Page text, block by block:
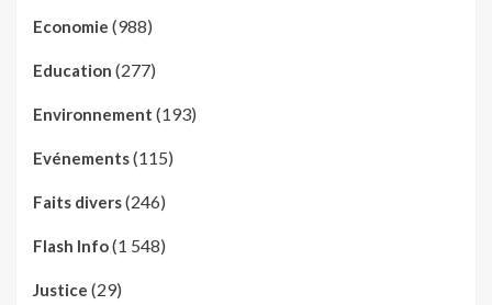
Economie (988)
Education (277)
Environnement (193)
Evénements(115)
Faits divers(246)
Flash Info(1 548)
Justice (29)